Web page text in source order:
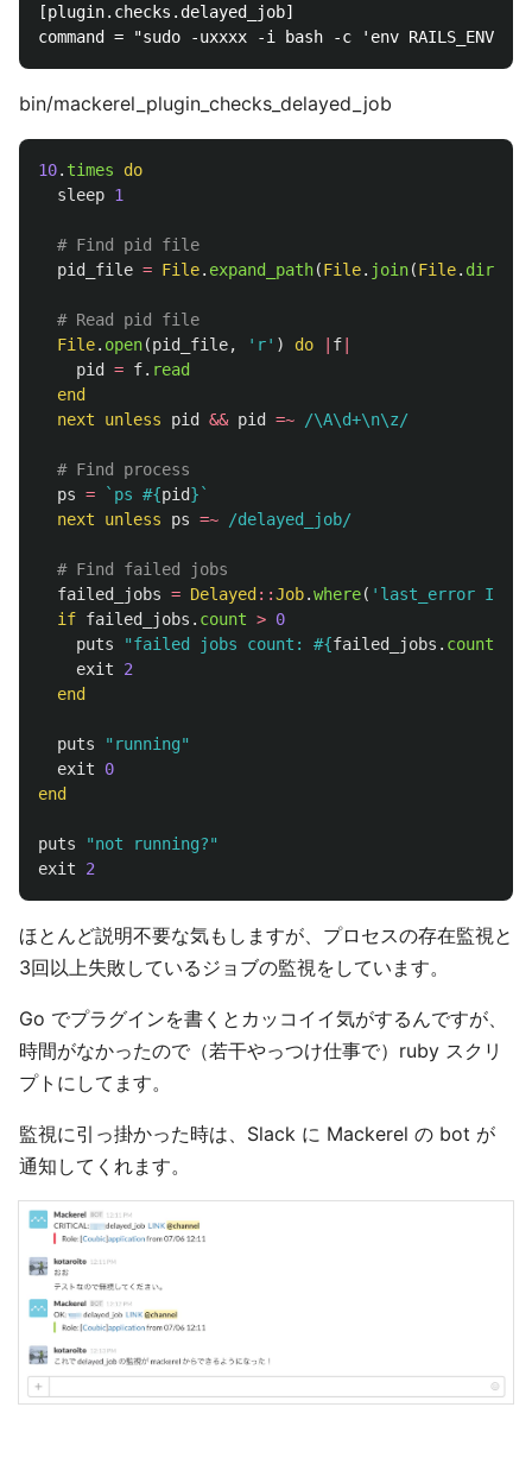
[plugin.checks.delayed_job]
bin/mackerel_plugin_checks_delayed_job
10. times
do
sleep 1
# Find pid file
pid_file = File. expand_path(File. join(File. dirname
# Read pid file
File. open(pid_file, 'r' ) do f
pid
= f. read
end
next
unless pid && pid =~ /\A\d+\n\z/
# Find process
ps = `ps #{pid} `
next
unless ps =~ /delayed_job/
# Find failed jobs
failed_jobs = Delayed ::Job.where( 'last_error IS
if failed_jobs . count > 0
puts
"failed jobs count: #{failed_jobs . count
exit
2
end
puts
"running"
exit
0
end
puts
"not running?"
exit
2
ほとんど説明不要な気もしますが、プロセスの存在監視と
3回以上失敗しているジョブの監視をしています。
Go でプラグインを書くとカッコイイ気がするんですが、
時間がなかったので（若干やっつけ仕事で）ruby スクリ
プトにしてます。
監視に引っ掛かった時は、Slack に Mackerel の bot が
通知してくれます。